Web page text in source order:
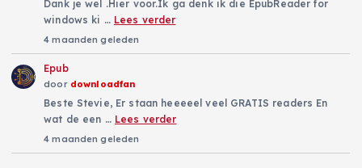
Dank je wel .Hier voor.Ik ga denk ik die EpubReader for
windows ki … Lees verder
4 maanden geleden
Epub
door downloadfan
Beste Stevie, Er staan heeeeel veel GRATIS readers En
wat de een … Lees verder
4 maanden geleden